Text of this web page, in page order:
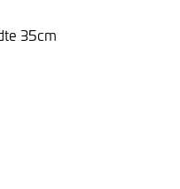
35cm